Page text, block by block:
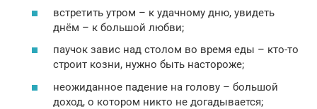
встретить утром – к удачному дню, увидеть
днём – к большой любви;
паучок завис над столом во время еды – кто-то
строит козни, нужно быть настороже;
неожиданное падение на голову – большой
доход, о котором никто не догадывается;